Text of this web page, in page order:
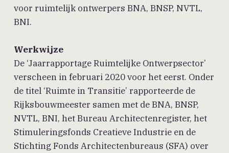
voor ruimtelijk ontwerpers BNA, BNSP, NVTL,
BNI.
Werkwijze
De ‘Jaarrapportage Ruimtelijke Ontwerpsector’
verscheen in februari 2020 voor het eerst. Onder
de titel ‘Ruimte in Transitie’ rapporteerde de
Rijksbouwmeester samen met de BNA, BNSP,
NVTL, BNI, het Bureau Architectenregister, het
Stimuleringsfonds Creatieve Industrie en de
Stichting Fonds Architectenbureaus (SFA) over